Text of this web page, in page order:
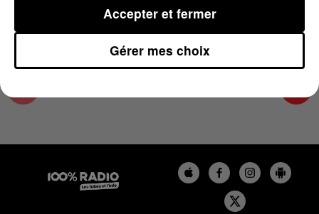
Gérer mes choix
Accepter et fermer